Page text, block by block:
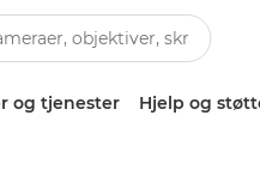
og tjenester Hjelp og